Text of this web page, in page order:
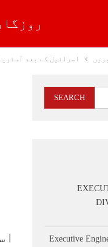
روزگار
اسرائیل کے بعد
Executive